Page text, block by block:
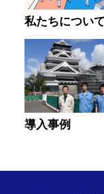
私たちについて
導入事例